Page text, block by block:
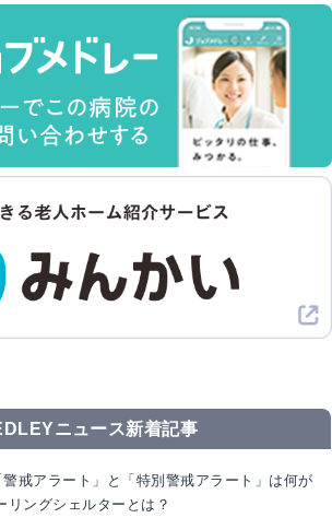
ニュース新着記事
戒アラート」と「特別警戒アラート」は何が
リングシェルターとは？